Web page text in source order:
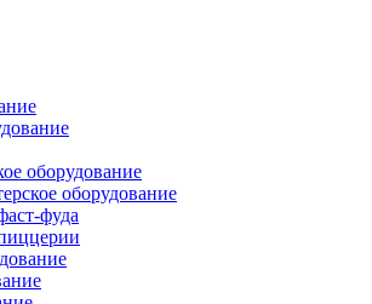
оборудование
оборудование
фуда